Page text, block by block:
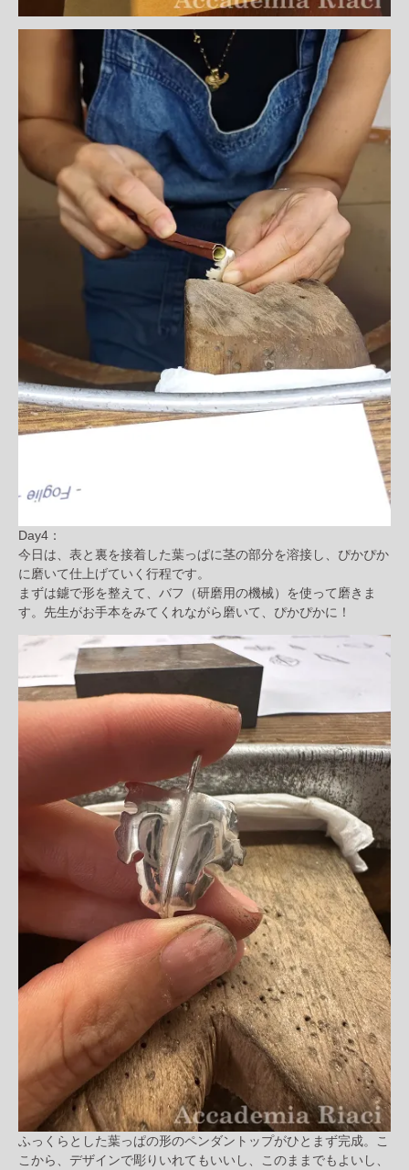
Day4：
今日は、表と裏を接着した葉っぱに茎の部分を溶接し、ぴかぴか
に磨いて仕上げていく行程です。
まずは鑢で形を整えて、バフ（研磨用の機械）を使って磨きま
す。先生がお手本をみてくれながら磨いて、ぴかぴかに！
ふっくらとした葉っぱの形のペンダントップがひとまず完成。こ
こから、デザインで彫りいれてもいいし、このままでもよいし、